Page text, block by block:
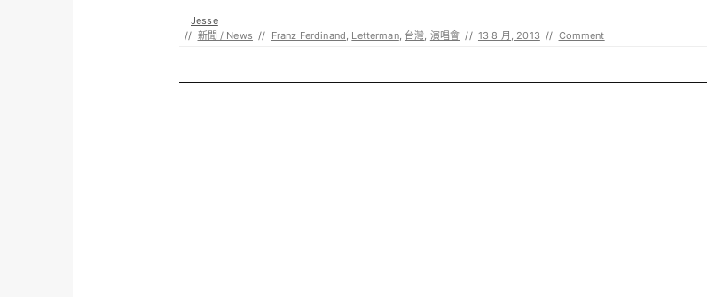
Jesse
// 新聞 / News // Franz Ferdinand, Letterman, 台灣, 演唱會 // 13 8 月, 2013 // Comment